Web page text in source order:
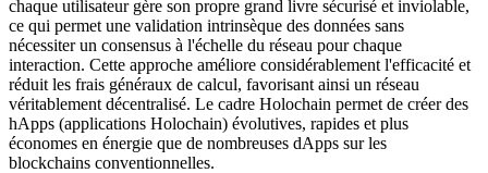
chaque utilisateur gère son propre grand livre sécurisé et inviolable,
ce qui permet une validation intrinsèque des données sans
nécessiter un consensus à l'échelle du réseau pour chaque
interaction. Cette approche améliore considérablement l'efficacité et
réduit les frais généraux de calcul, favorisant ainsi un réseau
véritablement décentralisé. Le cadre Holochain permet de créer des
hApps (applications Holochain) évolutives, rapides et plus
économes en énergie que de nombreuses dApps sur les
blockchains conventionnelles.